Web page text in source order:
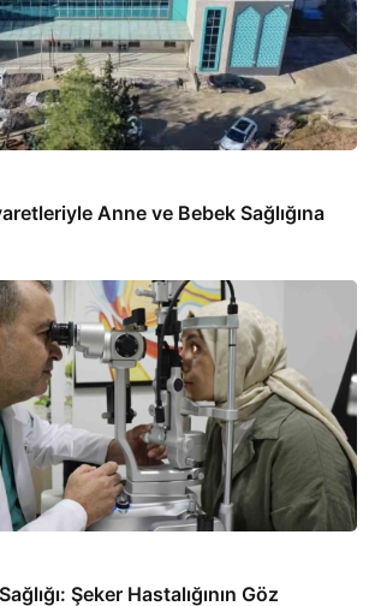
Anne ve Bebek Sağlığına
Şeker Hastalığının Göz